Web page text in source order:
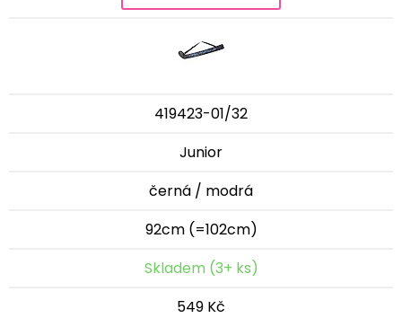
419423-01/32
Junior
černá / modrá
92cm (=102cm)
Skladem (3+ ks)
549 Kč